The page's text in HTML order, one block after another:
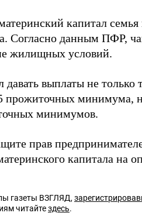
капитал
Согласно данным ПФР,
жилищных условий.
выплаты не только
прожиточных минимума,
минимумов.
прав
капитала на
газеты ВЗГЛЯД,
читайтездесь.